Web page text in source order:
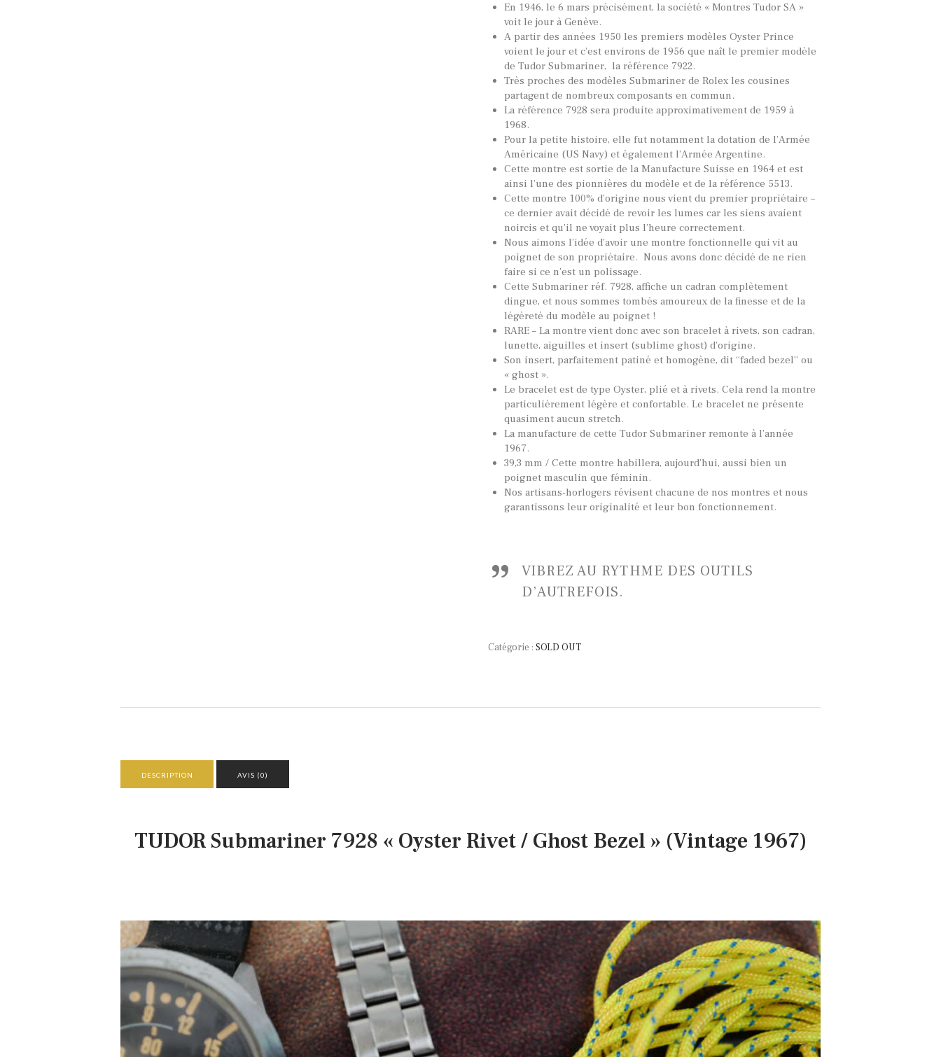
En 1946, le 6 mars précisément, la société « Montres Tudor SA »
voit le jour à Genève.
A partir des années 1950 les premiers modèles Oyster Prince
voient le jour et c’est environs de 1956 que naît le premier modèle
de Tudor Submariner, la référence 7922.
Très proches des modèles Submariner de Rolex les cousines
partagent de nombreux composants en commun.
La référence 7928 sera produite approximativement de 1959 à
1968.
Pour la petite histoire, elle fut notamment la dotation de l’Armée
Américaine (US Navy) et également l’Armée Argentine.
Cette montre est sortie de la Manufacture Suisse en 1964 et est
ainsi l’une des pionnières du modèle et de la référence 5513.
Cette montre 100% d’origine nous vient du premier propriétaire –
ce dernier avait décidé de revoir les lumes car les siens avaient
noircis et qu’il ne voyait plus l’heure correctement.
Nous aimons l’idée d’avoir une montre fonctionnelle qui vit au
poignet de son propriétaire. Nous avons donc décidé de ne rien
faire si ce n’est un polissage.
Cette Submariner réf. 7928, affiche un cadran complètement
dingue, et nous sommes tombés amoureux de la finesse et de la
légèreté du modèle au poignet !
RARE – La montre vient donc avec son bracelet à rivets, son cadran,
lunette, aiguilles et insert (sublime ghost) d’origine.
Son insert, parfaitement patiné et homogène, dit “faded bezel” ou
« ghost ».
Le bracelet est de type Oyster, plié et à rivets. Cela rend la montre
particulièrement légère et confortable. Le bracelet ne présente
quasiment aucun stretch.
La manufacture de cette Tudor Submariner remonte à l’année
1967.
39,3 mm / Cette montre habillera, aujourd’hui, aussi bien un
poignet masculin que féminin.
Nos artisans-horlogers révisent chacune de nos montres et nous
garantissons leur originalité et leur bon fonctionnement.
VIBREZ AU RYTHME DES OUTILS
D’AUTREFOIS.
Catégorie : SOLD OUT
DESCRIPTION AVIS (0)
TUDOR Submariner 7928 « Oyster Rivet / Ghost Bezel » (Vintage 1967)